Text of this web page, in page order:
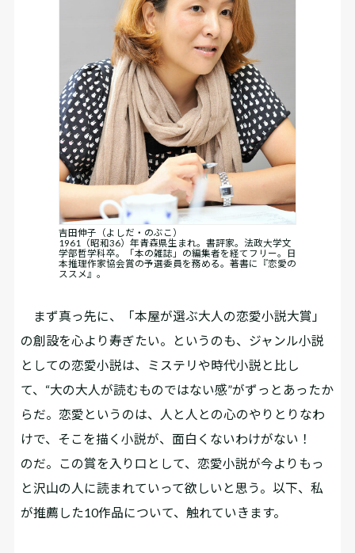
吉田伸子（よしだ・のぶこ）
1961（昭和36）年青森県生まれ。書評家。法政大学文
学部哲学科卒。「本の雑誌」の編集者を経てフリー。日
本推理作家協会賞の予選委員を務める。著書に『恋愛の
ススメ』。
まず真っ先に、「本屋が選ぶ大人の恋愛小説大賞」
の創設を心より寿ぎたい。というのも、ジャンル小説
としての恋愛小説は、ミステリや時代小説と比し
て、“大の大人が読むものではない感”がずっとあったか
らだ。恋愛というのは、人と人との心のやりとりなわ
けで、そこを描く小説が、面白くないわけがない！
のだ。この賞を入り口として、恋愛小説が今よりもっ
と沢山の人に読まれていって欲しいと思う。以下、私
が推薦した10作品について、触れていきます。